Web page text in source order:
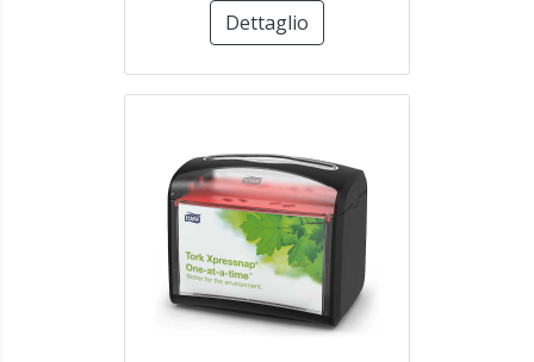
Dettaglio